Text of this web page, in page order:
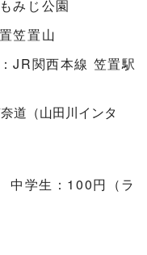
みじ公園
笠置山
関西本線 笠置駅
山田川インタ
学生：100円（ラ